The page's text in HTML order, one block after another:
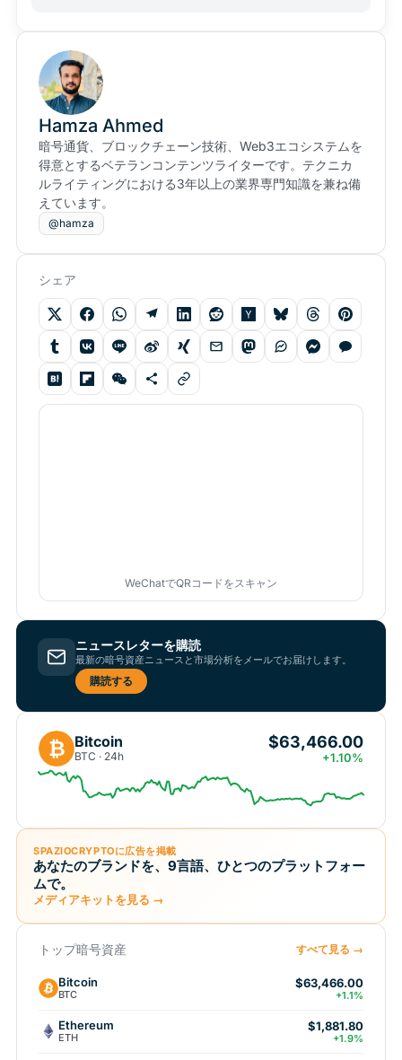
Hamza Ahmed
暗号通貨、ブロックチェーン技術、Web3エコシステムを
得意とするベテランコンテンツライターです。テクニカ
ルライティングにおける3年以上の業界専門知識を兼ね備
えています。
@hamza
シェア
WeChatでQRコードをスキャン
ニュースレターを購読
最新の暗号資産ニュースと市場分析をメールでお届けします。
購読する
₿ Bitcoin
BTC · 24h
$63,466.00
+1.10%
SPAZIOCRYPTOに広告を掲載
あなたのブランドを、9言語、ひとつのプラットフォー
ムで。
メディアキットを見る →
トップ暗号資産 すべて見る →
Bitcoin
BTC
$63,466.00
+1.1%
Ethereum
ETH
$1,881.80
+1.9%